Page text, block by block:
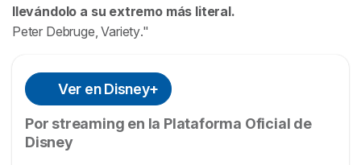
llevándolo a su extremo más literal.
Peter Debruge,Variety.
Ver en Disney+
Por streaming en la Plataforma Oficial de
Disney